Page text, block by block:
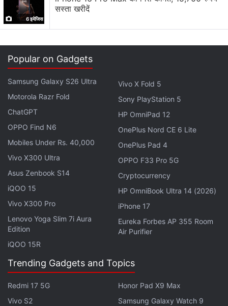
स्लिपर क्लच से जुड़ा है।
mm सिंगल-पिस्टन कैलिपर रियर डिस्क पर है, जिन्हें ABS के साथ
जोड़ा गया है। इनमें कास्ट अलॉय रिम्स के साथ फ्रंट में 110/70-17
साइज का टायर और रियर में 140/60-17 साइज का टायर मिलता है।
K300 N में 12.5 लीटर का फ्यूल टैंक मिलता है, जबकि K300 R में
बेहद मामूली अंतर के साथ 12 लीटर का टैंक दिया गया है। K300 N
का ग्राउंड क्लीयरेंस 150 mm है, जबकि K300 R का ग्राउंड
6 इमेजिस
सस्ता खरीदें
Popular on Gadgets
Samsung Galaxy S26 Ultra
Motorola Razr Fold
ChatGPT
OPPO Find N6
Mobiles Under Rs. 40,000
Vivo X300 Ultra
Asus Zenbook S14
iQOO 15
Vivo X300 Pro
Lenovo Yoga Slim 7i Aura
Edition
iQOO 15R
Vivo X Fold 5
Sony PlayStation 5
HP OmniPad 12
OnePlus Nord CE 6 Lite
OnePlus Pad 4
OPPO F33 Pro 5G
Cryptocurrency
HP OmniBook Ultra 14 (2026)
iPhone 17
Eureka Forbes AP 355 Room
Air Purifier
Trending Gadgets and Topics
Redmi 17 5G
Vivo S2
Honor Pad X9 Max
Samsung Galaxy Watch 9